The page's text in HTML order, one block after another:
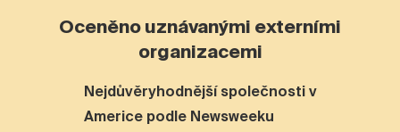
Oceněno uznávanými externími
organizacemi
Nejdůvěryhodnější společnosti v
Americe podle Newsweeku